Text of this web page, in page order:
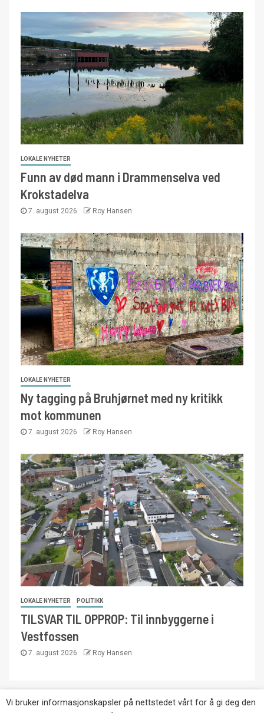
LOKALE NYHETER
Funn av død mann i Drammenselva ved
Krokstadelva
7. august 2026 Roy Hansen
LOKALE NYHETER
Ny tagging på Bruhjørnet med ny kritikk
mot kommunen
7. august 2026 Roy Hansen
LOKALE NYHETER POLITIKK
TILSVAR TIL OPPROP: Til innbyggerne i
Vestfossen
7. august 2026 Roy Hansen
Copyright © Eikernytt.no utgis av Roy’s
Vi bruker informasjonskapsler på nettstedet vårt for å gi deg den